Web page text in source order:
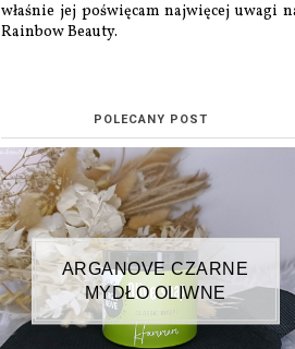
właśnie jej poświęcam najwięcej uwagi
Rainbow Beauty.
POLECANY POST
ARGANOVE CZARNE
MYDŁO OLIWNE